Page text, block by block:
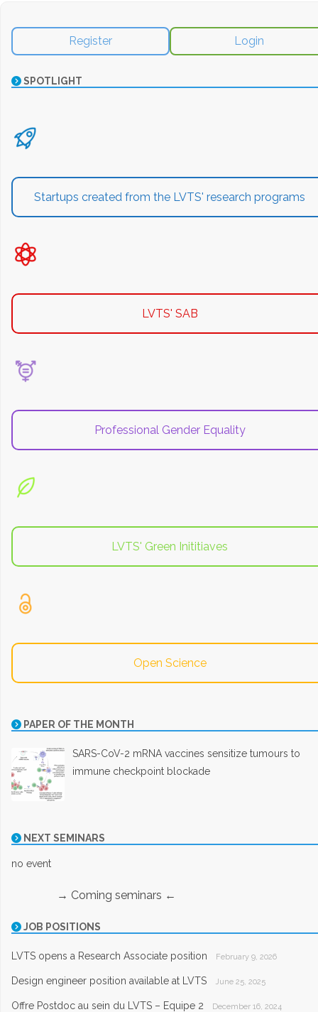
Register Login
SPOTLIGHT
Startups created from the LVTS' research programs
LVTS' SAB
Professional Gender Equality
LVTS' Green Inititiaves
Open Science
PAPER OF THE MONTH
SARS-CoV-2 mRNA vaccines sensitize tumours to
immune checkpoint blockade
NEXT SEMINARS
no event
→ Coming seminars ←
JOB POSITIONS
LVTS opens a Research Associate position February 9, 2026
Design engineer position available at LVTS June 25, 2025
Offre Postdoc au sein du LVTS – Equipe 2 December 16, 2024